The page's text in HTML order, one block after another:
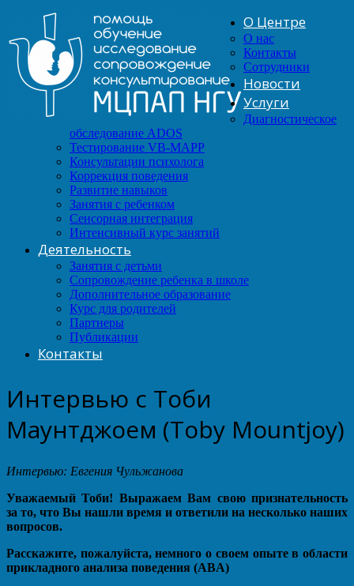
О Центре
О нас
Контакты
Сотрудники
Новости
Услуги
Диагностическое
обследование ADOS
Тестирование VB-MAPP
Консультации психолога
Коррекция поведения
Развитие навыков
Занятия с ребенком
Сенсорная интеграция
Интенсивный курс занятий
Деятельность
Занятия с детьми
Сопровождение ребенка в школе
Дополнительное образование
Курс для родителей
Партнеры
Публикации
Контакты
Интервью с Тоби
Маунтджоем (Toby Mountjoy)
Интервью: Евгения Чульжанова
Уважаемый Тоби! Выражаем Вам свою признательность
за то, что Вы нашли время и ответили на несколько наших
вопросов.
Расскажите, пожалуйста, немного о своем опыте в области
прикладного анализа поведения (ABA)